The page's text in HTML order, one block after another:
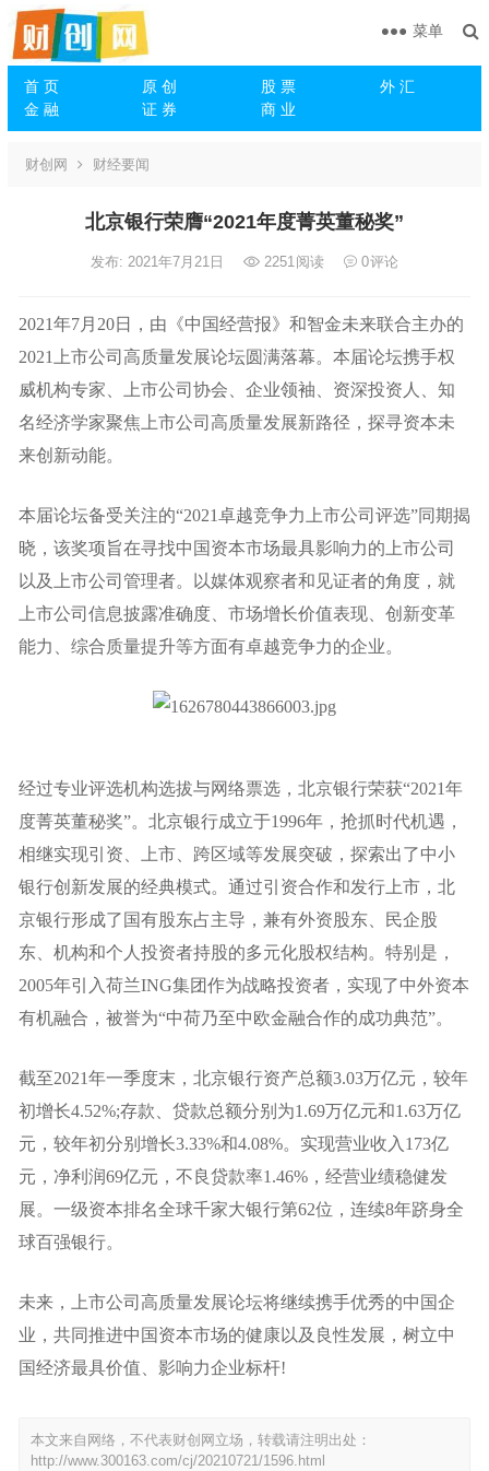
首 页 原 创 股 票
外 汇
金 融
证 券 商 业
菜单
财创网 财经要闻
北京银行荣膺“2021年度菁英董秘奖”
发布: 2021年7月21日 2251阅读 0评论
2021年7月20日，由《中国经营报》和智金未来联合主办的
2021上市公司高质量发展论坛圆满落幕。本届论坛携手权
威机构专家、上市公司协会、企业领袖、资深投资人、知
名经济学家聚焦上市公司高质量发展新路径，探寻资本未
来创新动能。
本届论坛备受关注的“2021卓越竞争力上市公司评选”同期揭
晓，该奖项旨在寻找中国资本市场最具影响力的上市公司
以及上市公司管理者。以媒体观察者和见证者的角度，就
上市公司信息披露准确度、市场增长价值表现、创新变革
能力、综合质量提升等方面有卓越竞争力的企业。
经过专业评选机构选拔与网络票选，北京银行荣获“2021年
度菁英董秘奖”。北京银行成立于1996年，抢抓时代机遇，
相继实现引资、上市、跨区域等发展突破，探索出了中小
银行创新发展的经典模式。通过引资合作和发行上市，北
京银行形成了国有股东占主导，兼有外资股东、民企股
东、机构和个人投资者持股的多元化股权结构。特别是，
2005年引入荷兰ING集团作为战略投资者，实现了中外资本
有机融合，被誉为“中荷乃至中欧金融合作的成功典范”。
截至2021年一季度末，北京银行资产总额3.03万亿元，较年
初增长4.52%;存款、贷款总额分别为1.69万亿元和1.63万亿
元，较年初分别增长3.33%和4.08%。实现营业收入173亿
元，净利润69亿元，不良贷款率1.46%，经营业绩稳健发
展。一级资本排名全球千家大银行第62位，连续8年跻身全
球百强银行。
未来，上市公司高质量发展论坛将继续携手优秀的中国企
业，共同推进中国资本市场的健康以及良性发展，树立中
国经济最具价值、影响力企业标杆!
本文来自网络，不代表财创网立场，转载请注明出处：
http://www.300163.com/cj/20210721/1596.html